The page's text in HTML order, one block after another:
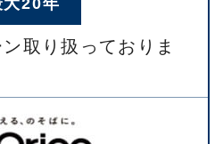
大20年
取り扱っておりま